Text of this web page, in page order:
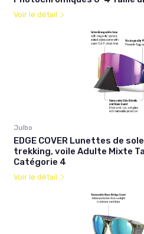
Voir le détail
Julbo
EDGE COVER Lunettes de
trekking, voile Adulte Mixte
Catégorie 4
Voir le détail